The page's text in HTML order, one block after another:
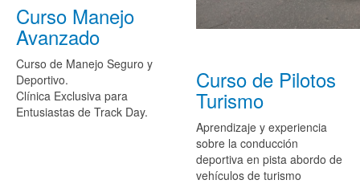
Curso Manejo
Avanzado
Curso de Manejo Seguro y
Deportivo.
Clínica Exclusiva para
Entusiastas de Track Day.
Curso de Pilotos
Turismo
Aprendizaje y experiencia
sobre la conducción
deportiva en pista abordo de
vehículos de turismo